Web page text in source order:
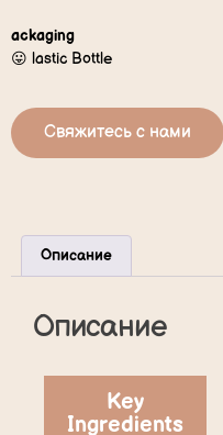
ackaging
😛 lastic Bottle
Свяжитесь с нами
Описание
Описание
Key
Ingredients